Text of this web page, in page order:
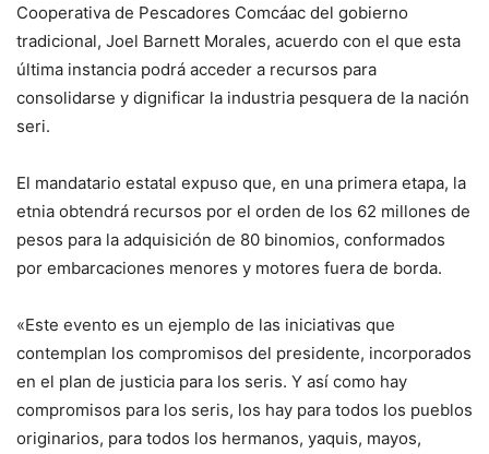
Cooperativa de Pescadores Comcáac del gobierno
tradicional, Joel Barnett Morales, acuerdo con el que esta
última instancia podrá acceder a recursos para
consolidarse y dignificar la industria pesquera de la nación
seri.
El mandatario estatal expuso que, en una primera etapa, la
etnia obtendrá recursos por el orden de los 62 millones de
pesos para la adquisición de 80 binomios, conformados
por embarcaciones menores y motores fuera de borda.
«Este evento es un ejemplo de las iniciativas que
contemplan los compromisos del presidente, incorporados
en el plan de justicia para los seris. Y así como hay
compromisos para los seris, los hay para todos los pueblos
originarios, para todos los hermanos, yaquis, mayos,